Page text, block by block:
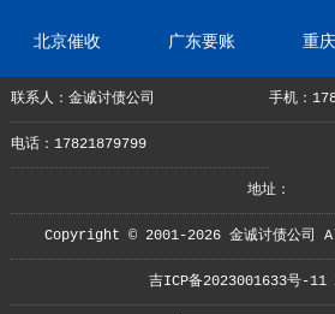
北京催收 广东要账 重
联系人：金诚讨债公司 手机：
电话：17821879799
地址：
Copyright © 2001-2026 金诚讨债公
吉ICP备2023001633号-11